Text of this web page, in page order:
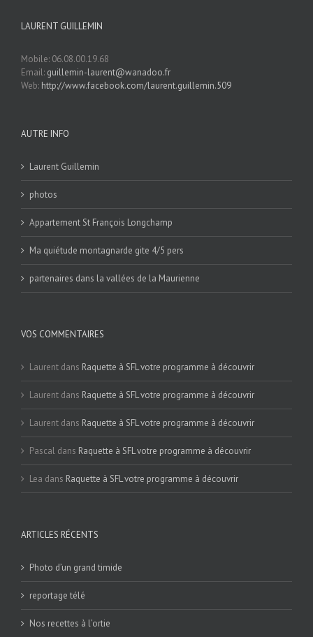
LAURENT GUILLEMIN
Mobile: 06.08.00.19.68
Email: guillemin-laurent@wanadoo.fr
Web: http://www.facebook.com/laurent.guillemin.509
AUTRE INFO
Laurent Guillemin
photos
Appartement St François Longchamp
Ma quiétude montagnarde gite 4/5 pers
partenaires dans la vallées de la Maurienne
VOS COMMENTAIRES
Laurent dans Raquette à SFL votre programme à découvrir
Laurent dans Raquette à SFL votre programme à découvrir
Laurent dans Raquette à SFL votre programme à découvrir
Pascal dans Raquette à SFL votre programme à découvrir
Lea dans Raquette à SFL votre programme à découvrir
ARTICLES RÉCENTS
Photo d’un grand timide
reportage télé
Nos recettes à l’ortie